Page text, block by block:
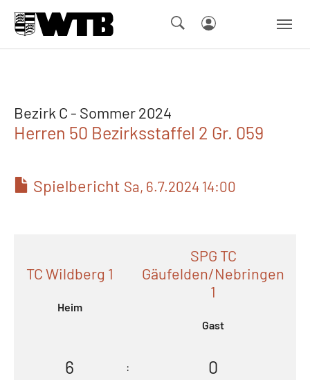
Bezirk C - Sommer 2024
Herren 50 Bezirksstaffel 2 Gr. 059
Spielbericht Sa, 6.7.2024 14:00
TC Wildberg 1
Heim
SPG TC
Gäufelden/Nebringen
1
Gast
6 : 0